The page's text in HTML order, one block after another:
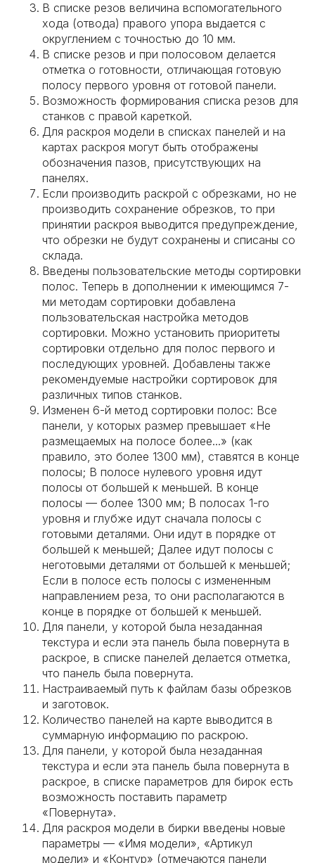
В списке резов величина вспомогательного
хода (отвода) правого упора выдается с
округлением с точностью до 10 мм.
В списке резов и при полосовом делается
отметка о готовности, отличающая готовую
полосу первого уровня от готовой панели.
Возможность формирования списка резов для
станков с правой кареткой.
Для раскроя модели в списках панелей и на
картах раскроя могут быть отображены
обозначения пазов, присутствующих на
панелях.
Если производить раскрой с обрезками, но не
производить сохранение обрезков, то при
принятии раскроя выводится предупреждение,
что обрезки не будут сохранены и списаны со
склада.
Введены пользовательские методы сортировки
полос. Теперь в дополнении к имеющимся 7-
ми методам сортировки добавлена
пользовательская настройка методов
сортировки. Можно установить приоритеты
сортировки отдельно для полос первого и
последующих уровней. Добавлены также
рекомендуемые настройки сортировок для
различных типов станков.
Изменен 6-й метод сортировки полос: Все
панели, у которых размер превышает «Не
размещаемых на полосе более...» (как
правило, это более 1300 мм), ставятся в конце
полосы; В полосе нулевого уровня идут
полосы от большей к меньшей. В конце
полосы — более 1300 мм; В полосах 1-го
уровня и глубже идут сначала полосы с
готовыми деталями. Они идут в порядке от
большей к меньшей; Далее идут полосы с
неготовыми деталями от большей к меньшей;
Если в полосе есть полосы с измененным
направлением реза, то они располагаются в
конце в порядке от большей к меньшей.
Для панели, у которой была незаданная
текстура и если эта панель была повернута в
раскрое, в списке панелей делается отметка,
что панель была повернута.
Настраиваемый путь к файлам базы обрезков
и заготовок.
Количество панелей на карте выводится в
суммарную информацию по раскрою.
Для панели, у которой была незаданная
текстура и если эта панель была повернута в
раскрое, в списке параметров для бирок есть
возможность поставить параметр
«Повернута».
Для раскроя модели в бирки введены новые
параметры — «Имя модели», «Артикул
модели» и «Контур» (отмечаются панели